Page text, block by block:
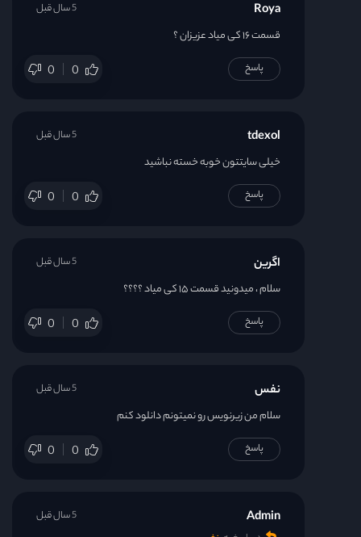
Roya
قسمت ۱۶ کی میاد عزیزان ؟
0 0
5 سال قبل
پاسخ
tdexol
خیلی سایتتون خوبه خسته نباشید
0 0
5 سال قبل
پاسخ
اگرین
سلام ، میدونید قسمت ۱۵ کی میاد ؟؟؟؟
0 0
5 سال قبل
پاسخ
نفس
سلام من زیرنویس رو نمیتونم دانلود کنم
0 0
5 سال قبل
پاسخ
Admin 5 سال قبل